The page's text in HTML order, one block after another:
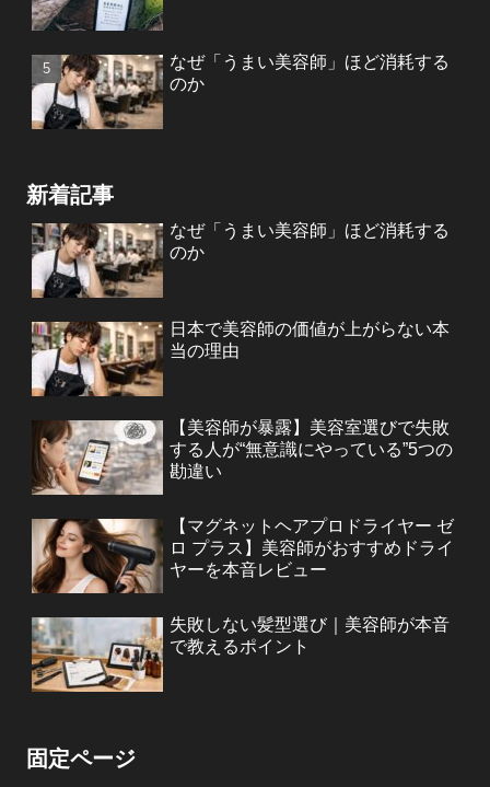
なぜ「うまい美容師」ほど消耗する
のか
新着記事
なぜ「うまい美容師」ほど消耗する
のか
日本で美容師の価値が上がらない本
当の理由
【美容師が暴露】美容室選びで失敗
する人が“無意識にやっている”5つの
勘違い
【マグネットヘアプロドライヤー ゼ
ロ プラス】美容師がおすすめドライ
ヤーを本音レビュー
失敗しない髪型選び｜美容師が本音
で教えるポイント
固定ページ